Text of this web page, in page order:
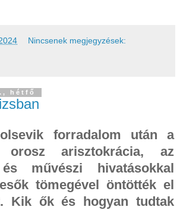
Nincsenek megjegyzések:
hétfő
forradalom után a
orosz arisztokrácia, az
művészi hivatásokkal
tömegével öntötték el
Kik ők és hogyan tudtak